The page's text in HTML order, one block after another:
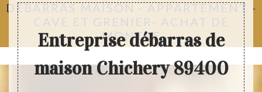
DÉBARRAS MAISON - APPARTEMENT -
CAVE ET GRENIER- ACHAT DE
MONTRE
Entreprise débarras de
maison Chichery 89400